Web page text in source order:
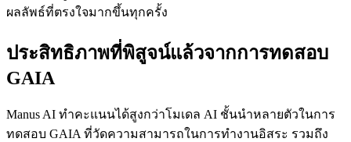
ผลลัพธ์ที่ตรงใจมากขึ้นทุกครั้ง
ประสิทธิภาพที่พิสูจน์แล้วจากการทดสอบ
GAIA
Manus AI ทำคะแนนได้สูงกว่าโมเดล AI ชั้นนำหลายตัวในการ
ทดสอบ GAIA ที่วัดความสามารถในการทำงานอิสระ รวมถึง